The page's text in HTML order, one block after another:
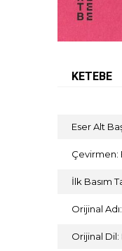
KETEBE
Eser Alt
Çevirmen:
İlk Basım
Orijinal
Orijinal